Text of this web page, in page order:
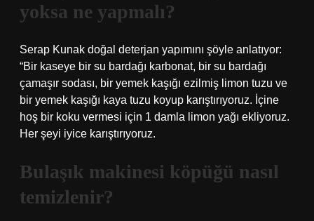
yoksa ne yapmalı?
Serap Kunak doğal deterjan yapımını şöyle anlatıyor:
“Bir kaseye bir su bardağı karbonat, bir su bardağı
çamaşır sodası, bir yemek kaşığı ezilmiş limon tuzu ve
bir yemek kaşığı kaya tuzu koyup karıştırıyoruz. İçine
hoş bir koku vermesi için 1 damla limon yağı ekliyoruz.
Her şeyi iyice karıştırıyoruz.
Bulaşık makinesi köpüğü nasıl
temizlenir?